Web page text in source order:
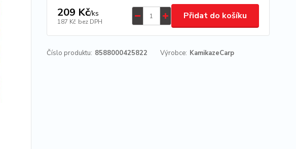
209 Kč/ks
187 Kč bez DPH
Přidat do košíku
Číslo produktu: 8588000425822 Výrobce: KamikazeCarp